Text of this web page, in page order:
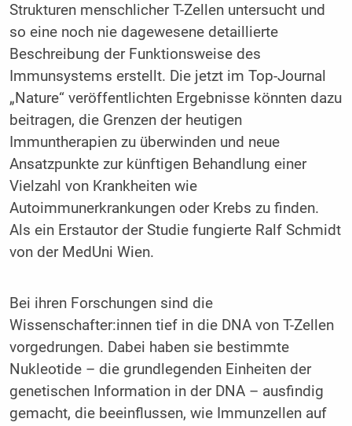
Strukturen menschlicher T-Zellen untersucht und
so eine noch nie dagewesene detaillierte
Beschreibung der Funktionsweise des
Immunsystems erstellt. Die jetzt im Top-Journal
„Nature“ veröffentlichten Ergebnisse könnten dazu
beitragen, die Grenzen der heutigen
Immuntherapien zu überwinden und neue
Ansatzpunkte zur künftigen Behandlung einer
Vielzahl von Krankheiten wie
Autoimmunerkrankungen oder Krebs zu finden.
Als ein Erstautor der Studie fungierte Ralf Schmidt
von der MedUni Wien.
Bei ihren Forschungen sind die
Wissenschafter:innen tief in die DNA von T-Zellen
vorgedrungen. Dabei haben sie bestimmte
Nukleotide – die grundlegenden Einheiten der
genetischen Information in der DNA – ausfindig
gemacht, die beeinflussen, wie Immunzellen auf